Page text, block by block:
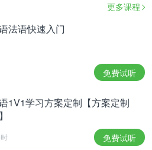
更多课程
法语快速入门
免费试听
1V1学习方案定制【方案定制
免费试听